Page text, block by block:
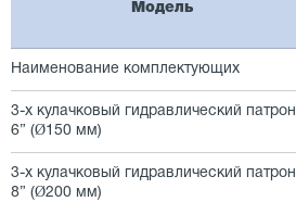
Модель
Наименование комплектующих
3-х кулачковый гидравлический патрон
6” (Ø150 мм)
3-х кулачковый гидравлический патрон
8” (Ø200 мм)